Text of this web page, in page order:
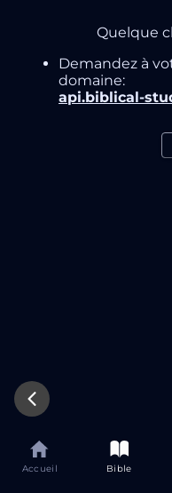
Quelque
Demandez à
domaine:
api.biblical-
Accueil Bible